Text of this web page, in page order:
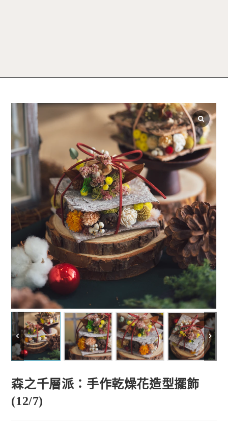
森之千層派：手作乾燥花造型擺飾
(12/7)